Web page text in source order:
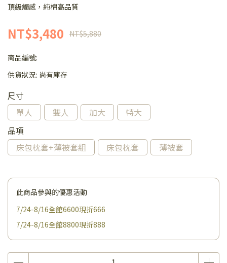
頂級觸感，純棉高品質
NT$3,480 NT$5,880
商品編號:
供貨狀況: 尚有庫存
尺寸
單人
雙人 加大
特大
品項
床包枕套+薄被套組
床包枕套 薄被套
此商品參與的優惠活動
7/24-8/16全館6600現折666
7/24-8/16全館8800現折888